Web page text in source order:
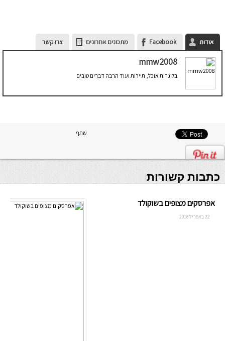
אודות Facebook מתכונים אחרונים צרו קשר
mmw2008
בלוגרית אוכל, תיירות ועוד הרבה דברים טובים
שתף
כתבות קשורות
אפרסקים מצופים בשוקולד
22 באפריל 2018